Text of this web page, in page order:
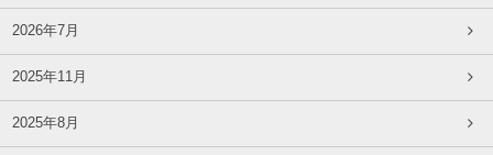
2026年7月
2025年11月
2025年8月